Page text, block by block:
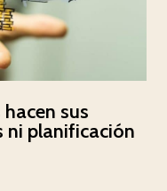
sus
ni planificación